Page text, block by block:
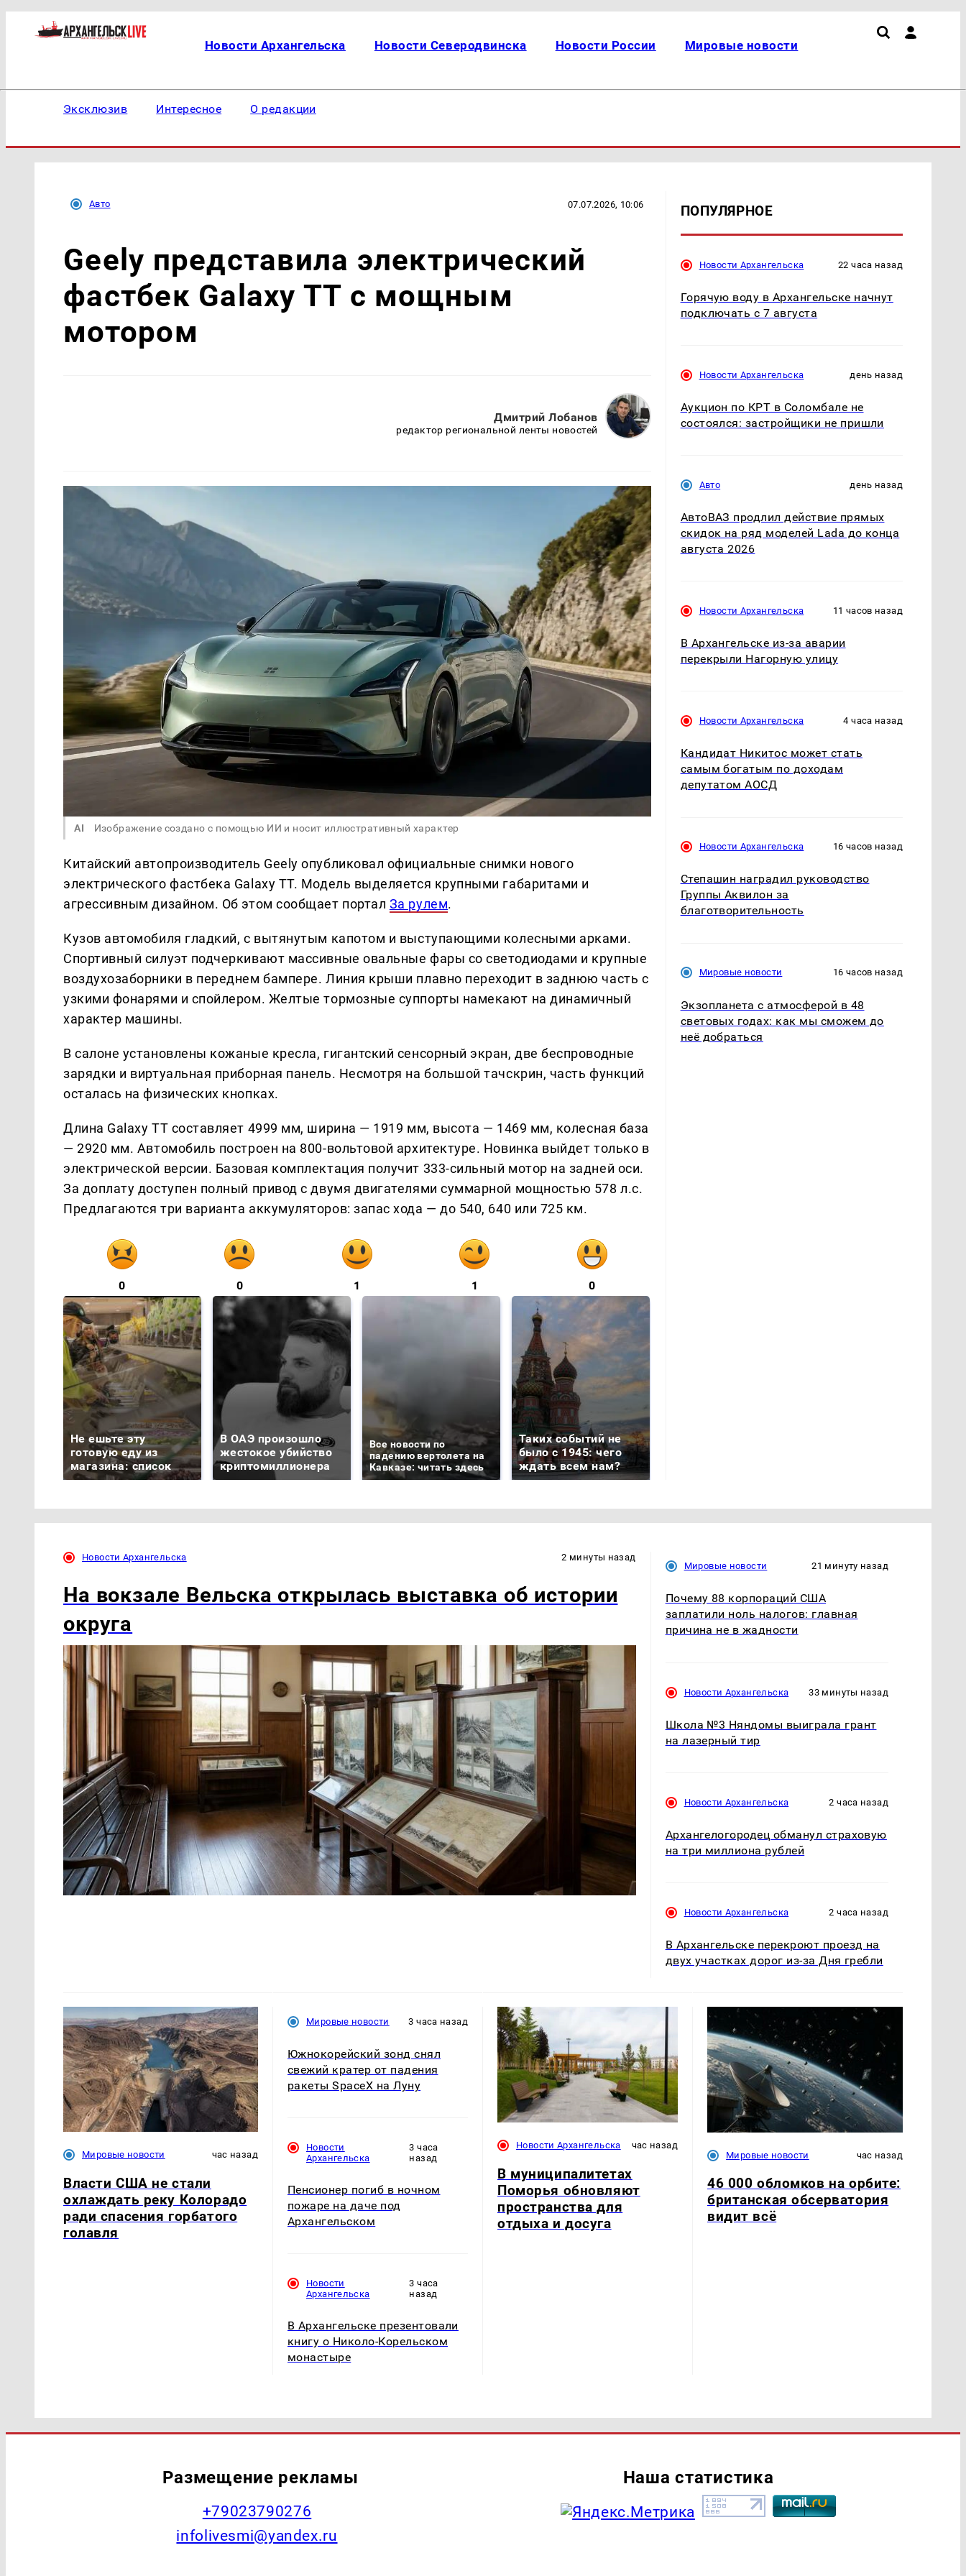
Новости Архангельска Новости Северодвинска Новости России Мировые новости
Эксклюзив Интересное О редакции
Авто 07.07.2026, 10:06
Geely представила электрический
фастбек Galaxy TT с мощным
мотором
Дмитрий Лобанов
редактор региональной ленты новостей
AI Изображение создано с помощью ИИ и носит иллюстративный характер
Китайский автопроизводитель Geely опубликовал официальные снимки нового
электрического фастбека Galaxy TT. Модель выделяется крупными габаритами и
агрессивным дизайном. Об этом сообщает портал За рулем.
Кузов автомобиля гладкий, с вытянутым капотом и выступающими колесными арками.
Спортивный силуэт подчеркивают массивные овальные фары со светодиодами и крупные
воздухозаборники в переднем бампере. Линия крыши плавно переходит в заднюю часть с
узкими фонарями и спойлером. Желтые тормозные суппорты намекают на динамичный
характер машины.
В салоне установлены кожаные кресла, гигантский сенсорный экран, две беспроводные
зарядки и виртуальная приборная панель. Несмотря на большой тачскрин, часть функций
осталась на физических кнопках.
Длина Galaxy TT составляет 4999 мм, ширина — 1919 мм, высота — 1469 мм, колесная база
— 2920 мм. Автомобиль построен на 800-вольтовой архитектуре. Новинка выйдет только в
электрической версии. Базовая комплектация получит 333-сильный мотор на задней оси.
За доплату доступен полный привод с двумя двигателями суммарной мощностью 578 л.с.
Предлагаются три варианта аккумуляторов: запас хода — до 540, 640 или 725 км.
0 0 1 1 0
Не ешьте эту
готовую еду из
магазина: список
В ОАЭ произошло
жестокое убийство
криптомиллионера
Все новости по
падению вертолета на
Кавказе: читать здесь
Таких событий не
было с 1945: чего
ждать всем нам?
ПОПУЛЯРНОЕ
Новости Архангельска 22 часа назад
Горячую воду в Архангельске начнут
подключать с 7 августа
Новости Архангельска день назад
Аукцион по КРТ в Соломбале не
состоялся: застройщики не пришли
Авто день назад
АвтоВАЗ продлил действие прямых
скидок на ряд моделей Lada до конца
августа 2026
Новости Архангельска 11 часов назад
В Архангельске из-за аварии
перекрыли Нагорную улицу
Новости Архангельска 4 часа назад
Кандидат Никитос может стать
самым богатым по доходам
депутатом АОСД
Новости Архангельска 16 часов назад
Степашин наградил руководство
Группы Аквилон за
благотворительность
Мировые новости 16 часов назад
Экзопланета с атмосферой в 48
световых годах: как мы сможем до
неё добраться
Новости Архангельска 2 минуты назад
На вокзале Вельска открылась выставка об истории
округа
Мировые новости 21 минуту назад
Почему 88 корпораций США
заплатили ноль налогов: главная
причина не в жадности
Новости Архангельска 33 минуты назад
Школа №3 Няндомы выиграла грант
на лазерный тир
Новости Архангельска 2 часа назад
Архангелогородец обманул страховую
на три миллиона рублей
Новости Архангельска 2 часа назад
В Архангельске перекроют проезд на
двух участках дорог из-за Дня гребли
Мировые новости час назад
Власти США не стали
охлаждать реку Колорадо
ради спасения горбатого
голавля
Мировые новости 3 часа назад
Южнокорейский зонд снял
свежий кратер от падения
ракеты SpaceX на Луну
Новости
Архангельска
3 часа
назад
Пенсионер погиб в ночном
пожаре на даче под
Архангельском
Новости
Архангельска
3 часа
назад
В Архангельске презентовали
книгу о Николо-Корельском
монастыре
Новости Архангельска час назад
В муниципалитетах
Поморья обновляют
пространства для
отдыха и досуга
Мировые новости час назад
46 000 обломков на орбите:
британская обсерватория
видит всё
Размещение рекламы
+79023790276
infolivesmi@yandex.ru
Наша статистика